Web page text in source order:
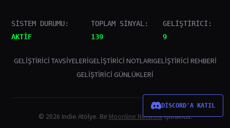
SİSTEM DURUMU:
AKTİF
TOPLAM SİNYAL:
139
GELİŞTİRİCİ:
9
GELIŞTIRICI TAVSIYELERIGELIŞTIRICI NOTLARIGELIŞTIRICI REHBERI
GELIŞTIRICI GÜNLÜKLERI
© 2026 Indie Atölye. BirMoonline Networkiştirakidir.
DİSCORD'A KATIL